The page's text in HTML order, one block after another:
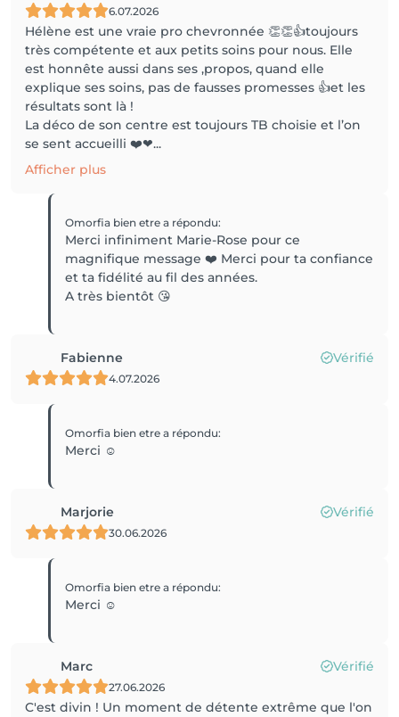
6.07.2026
Hélène est une vraie pro chevronnée 👏👏👍toujours
très compétente et aux petits soins pour nous. Elle
est honnête aussi dans ses ,propos, quand elle
explique ses soins, pas de fausses promesses 👍et les
résultats sont là !
La déco de son centre est toujours TB choisie et l’on
se sent accueilli ❤️❤...
Afficher plus
Omorfia bien etrea répondu:
Merci infiniment Marie-Rose pour ce
magnifique message ❤️ Merci pour ta confiance
et ta fidélité au fil des années.
A très bientôt 😘
Fabienne Vérifié
4.07.2026
Omorfia bien etrea répondu:
Merci ☺️
Marjorie Vérifié
30.06.2026
Omorfia bien etrea répondu:
Merci ☺️
Marc Vérifié
27.06.2026
C'est divin ! Un moment de détente extrême que l'on